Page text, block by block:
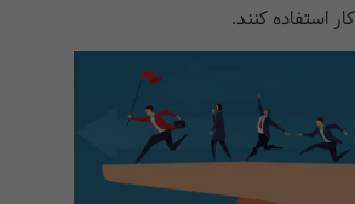
استفاده کنند.